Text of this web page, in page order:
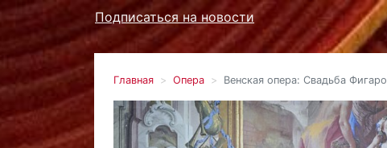
Подписаться на новости
Главная Опера Венская опера: Свадьба Фигаро